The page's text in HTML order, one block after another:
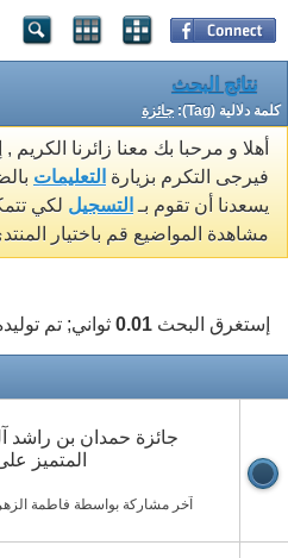
نتائج البحث
كلمة دلالية (Tag): جائزة
أهلا و مرحبا بك معنا زائرنا الكريم
فيرجى التكرم بزيارة التعليمات
يسعدنا أن تقوم بـ التسجيل لكي
مشاهدة المواضيع قم باختيار
إستغرق البحث 0.01 ثواني; تم توليده منذ
جائزة حمدان بن راشد
المتميز
آخر مشاركة بواسطة فاطمة الزهراء سالم